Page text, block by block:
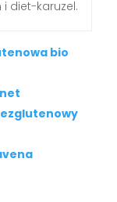
i diet-karuzel.
bio